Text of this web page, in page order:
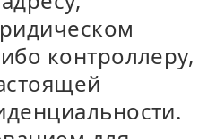
контроллеру,